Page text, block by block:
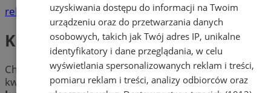
reklama
Kursy zawodowe, szkolenia
Chcesz się przebranżowić? Masz chęć uzyskać nowe
kwalifikacje, które wykorzystasz w pracy? Sprawdź
uzyskiwania dostępu do informacji na Twoim
urządzeniu oraz do przetwarzania danych
osobowych, takich jak Twój adres IP, unikalne
identyfikatory i dane przeglądania, w celu
wyświetlania spersonalizowanych reklam i treści,
pomiaru reklam i treści, analizy odbiorców oraz